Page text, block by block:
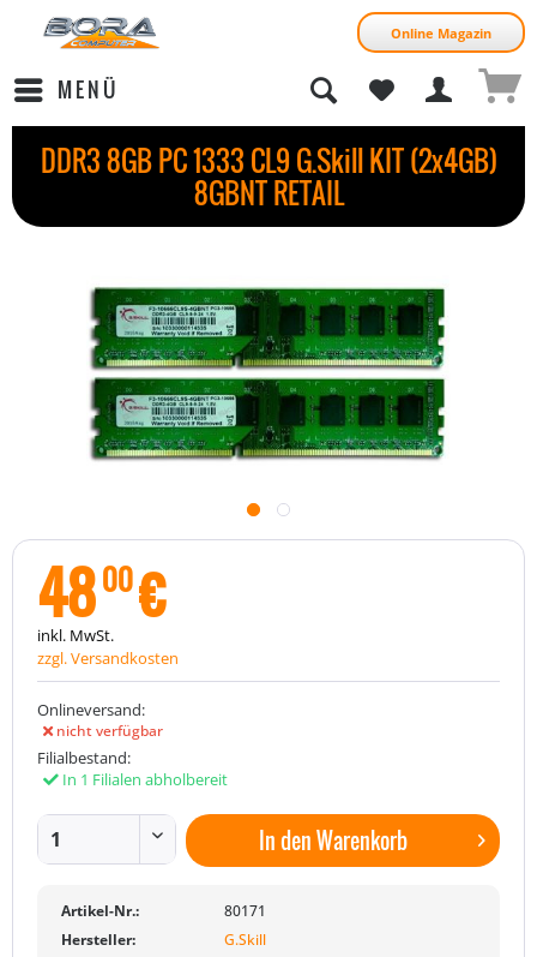
Online Magazin
MENÜ
DDR3 8GB PC 1333 CL9 G.Skill KIT (2x4GB)
8GBNT RETAIL
4800€
inkl. MwSt.
zzgl. Versandkosten
Onlineversand:
nicht verfügbar
Filialbestand:
In 1 Filialen abholbereit
In denWarenkorb
Artikel-Nr.:
80171
Hersteller:
G.Skill